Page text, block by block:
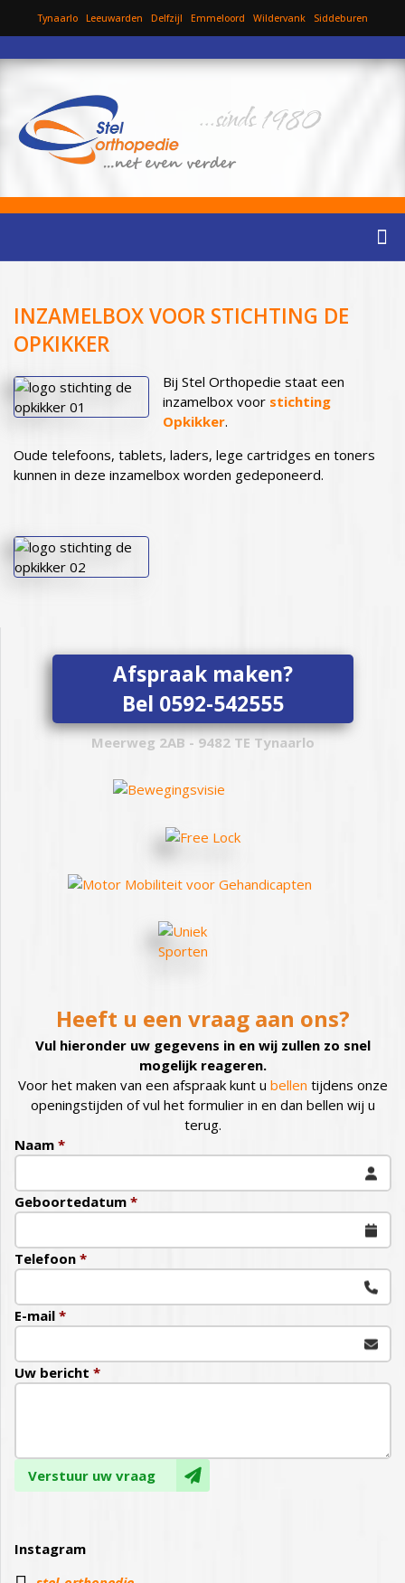
Tynaarlo Leeuwarden Delfzijl Emmeloord Wildervank Siddeburen
...sinds 1980
INZAMELBOX VOOR STICHTING DE
OPKIKKER
Bij Stel Orthopedie staat een
inzamelbox voor stichting
Opkikker.
Oude telefoons, tablets, laders, lege cartridges en toners
kunnen in deze inzamelbox worden gedeponeerd.
Afspraak maken?
Bel 0592-542555
Meerweg 2AB - 9482 TE Tynaarlo
Heeft u een vraag aan ons?
Vul hieronder uw gegevens in en wij zullen zo snel
mogelijk reageren.
Voor het maken van een afspraak kunt u bellen tijdens onze
openingstijden of vul het formulier in en dan bellen wij u
terug.
Naam *
Geboortedatum *
Telefoon *
E-mail *
Uw bericht *
Verstuur uw vraag
Instagram